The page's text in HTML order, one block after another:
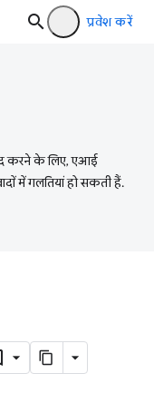
प्रवेश करें
करने के लिए, एआई
में गलतियां हो सकती हैं.